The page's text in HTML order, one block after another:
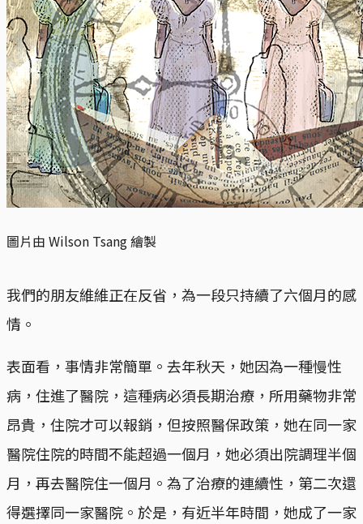
圖片由 Wilson Tsang 繪製
我們的朋友維維正在反省，為一段只持續了六個月的感
情。
表面看，事情非常簡單。去年秋天，她因為一種慢性
病，住進了醫院，這種病必須長期治療，所用藥物非常
昂貴，住院才可以報銷，但按照醫保政策，她在同一家
醫院住院的時間不能超過一個月，她必須出院調理半個
月，再去醫院住一個月。為了治療的連續性，第二次還
得選擇同一家醫院。於是，有近半年時間，她成了一家